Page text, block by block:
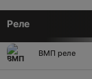
Реле
ВМП реле